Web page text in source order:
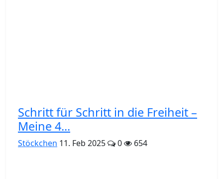
Schritt für Schritt in die Freiheit –
Meine 4...
Stöckchen 11. Feb 2025 0 654